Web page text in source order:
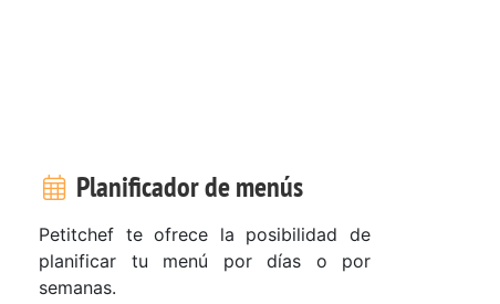
Planificador de menús
Petitchef te ofrece la posibilidad de
planificar tu menú por días o por
semanas.